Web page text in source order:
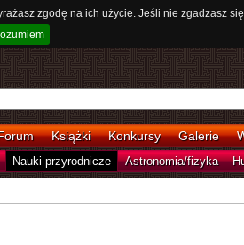
zgodę na ich użycie. Jeśli nie zgadzasz
Książki Konkursy Galerie
Nauki przyrodnicze Astronomia/fizyka